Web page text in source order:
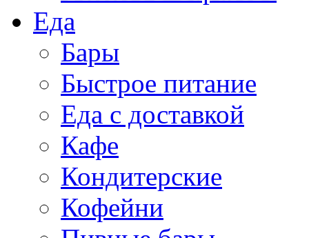
Еда
Бары
Быстрое питание
Еда с доставкой
Кафе
Кондитерские
Кофейни